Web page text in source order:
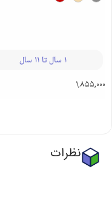
1 سال تا 11 سال
1,855,000
نظرات